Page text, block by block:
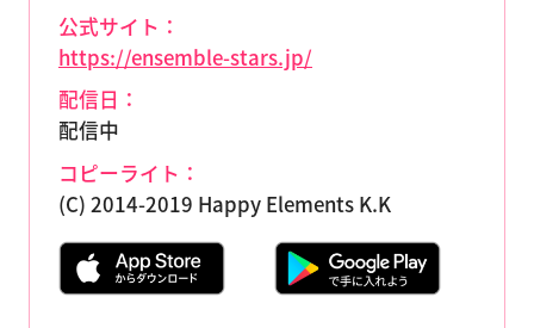
公式サイト：
https://ensemble-stars.jp/
配信日：
配信中
コピーライト：
(C) 2014-2019 Happy Elements K.K